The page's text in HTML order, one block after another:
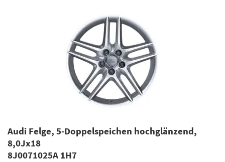
Audi Felge, 5-Doppelspeichen hochglänzend,
8,0Jx18
8J0071025A 1H7